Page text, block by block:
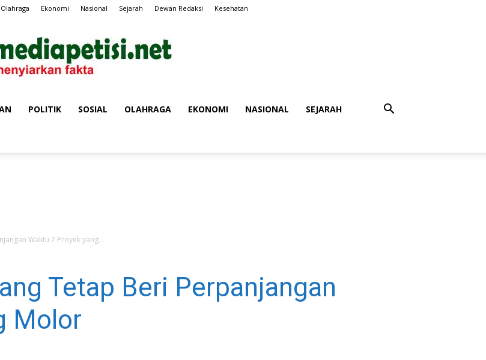
Olahraga Ekonomi Nasional Sejarah Dewan Redaksi Kesehatan
MEDIA
POLITIK SOSIAL OLAHRAGA EKONOMI NASIONAL SEJARAH
Waktu 7 Proyek yang...
Tetap Beri Perpanjangan
Molor